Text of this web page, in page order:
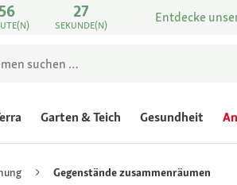
56 27
SEKUNDE(N) Entdecke
Garten & Teich Gesundheit
Gegenstände zusammenräumen